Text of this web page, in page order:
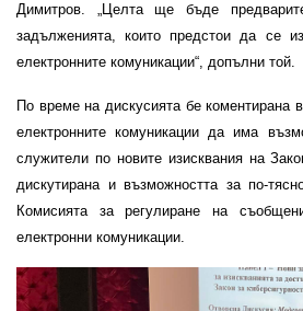
Димитров. „Целта ще бъде
задълженията, които предстои да се
електронните комуникации“, допълни той.
По време на дискусията бе коментирана
електронните комуникации да има
служители по новите изисквания на
дискутирана и възможността за по-
Комисията за регулиране на
електронни комуникации.